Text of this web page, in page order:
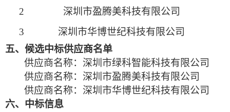
2
深圳市盈腾美科技有限公司
3
深圳市华博世纪科技有限公司
五、候选中标供应商名单
供应商名称： 深圳市绿科智能科技有限公司
供应商名称： 深圳市盈腾美科技有限公司
供应商名称： 深圳市华博世纪科技有限公司
六、中标信息